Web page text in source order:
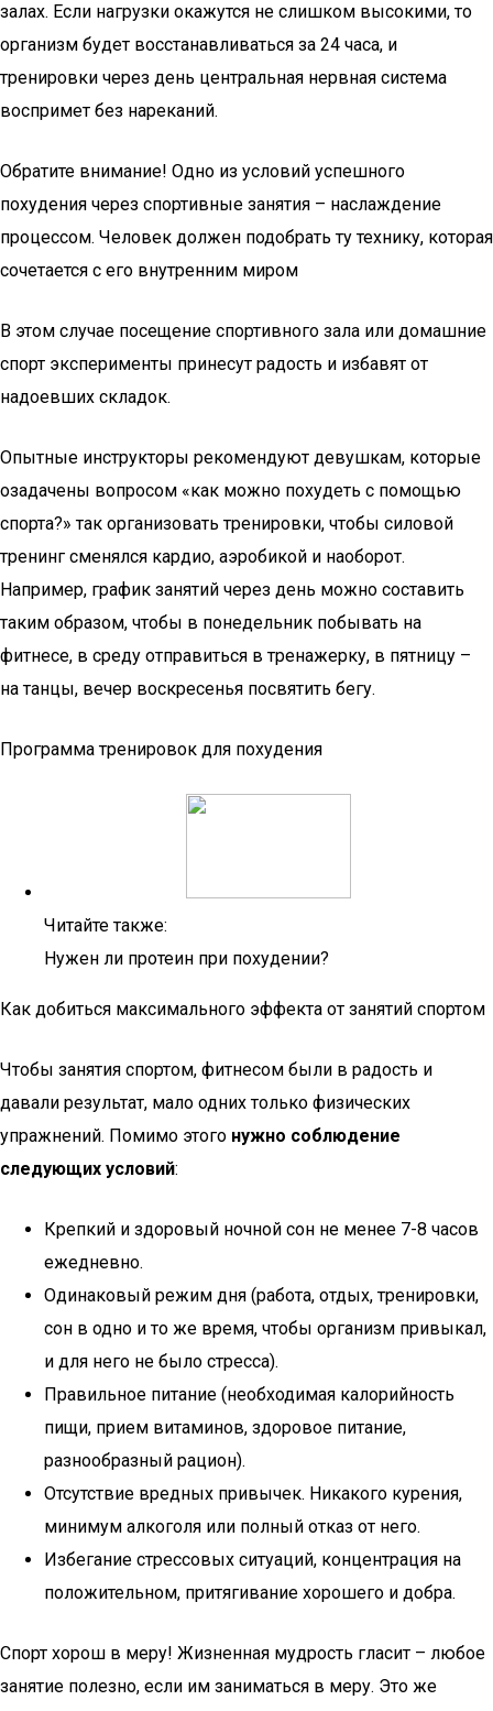
залах. Если нагрузки окажутся не слишком высокими, то
организм будет восстанавливаться за 24 часа, и
тренировки через день центральная нервная система
воспримет без нареканий.
Обратите внимание! Одно из условий успешного
похудения через спортивные занятия – наслаждение
процессом. Человек должен подобрать ту технику, которая
сочетается с его внутренним миром
В этом случае посещение спортивного зала или домашние
спорт эксперименты принесут радость и избавят от
надоевших складок.
Опытные инструкторы рекомендуют девушкам, которые
озадачены вопросом «как можно похудеть с помощью
спорта?» так организовать тренировки, чтобы силовой
тренинг сменялся кардио, аэробикой и наоборот.
Например, график занятий через день можно составить
таким образом, чтобы в понедельник побывать на
фитнесе, в среду отправиться в тренажерку, в пятницу –
на танцы, вечер воскресенья посвятить бегу.
Программа тренировок для похудения
Читайте также:
Нужен ли протеин при похудении?
Как добиться максимального эффекта от занятий спортом
Чтобы занятия спортом, фитнесом были в радость и
давали результат, мало одних только физических
упражнений. Помимо этого нужно соблюдение
следующих условий:
Крепкий и здоровый ночной сон не менее 7-8 часов
ежедневно.
Одинаковый режим дня (работа, отдых, тренировки,
сон в одно и то же время, чтобы организм привыкал,
и для него не было стресса).
Правильное питание (необходимая калорийность
пищи, прием витаминов, здоровое питание,
разнообразный рацион).
Отсутствие вредных привычек. Никакого курения,
минимум алкоголя или полный отказ от него.
Избегание стрессовых ситуаций, концентрация на
положительном, притягивание хорошего и добра.
Спорт хорош в меру! Жизненная мудрость гласит – любое
занятие полезно, если им заниматься в меру. Это же